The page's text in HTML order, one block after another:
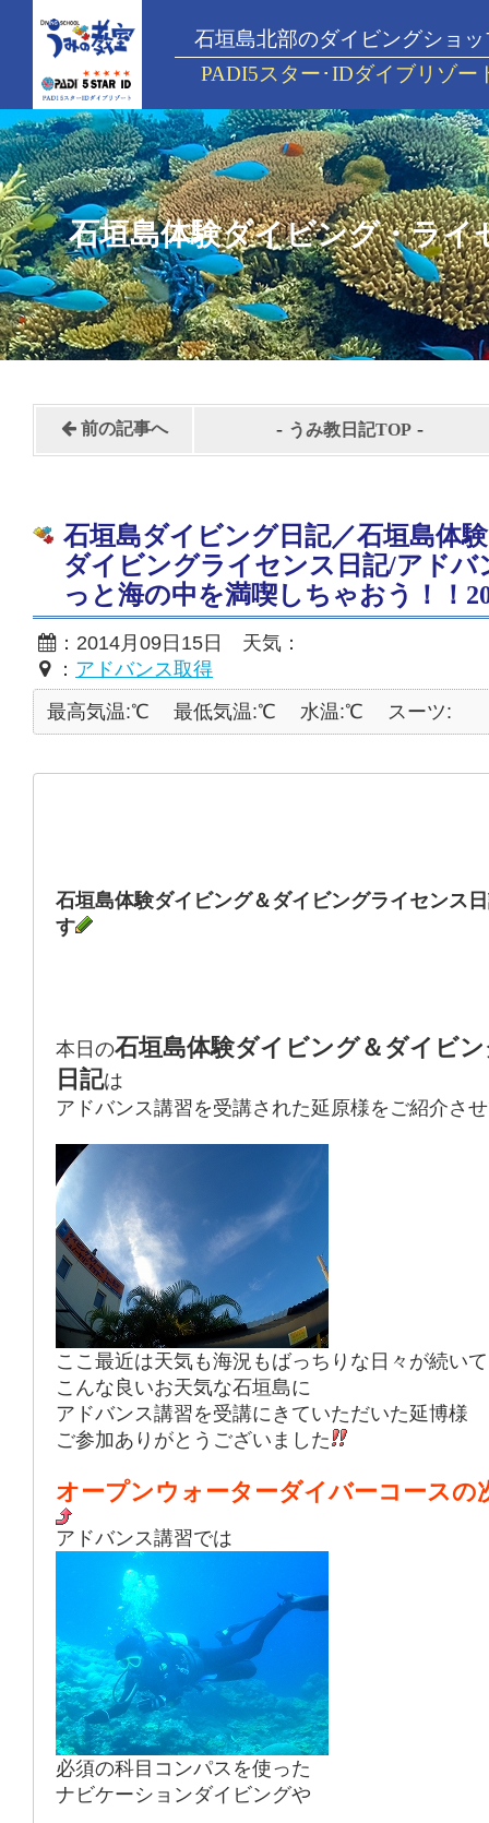
石垣島北部のダイビングショッ
PADI5スター･IDダイブリゾー
石垣島体験ダイビング・ライ
前の記事へ - うみ教日記TOP -
石垣島ダイビング日記／石垣島体
ダイビングライセンス日記/アドバ
っと海の中を満喫しちゃおう！！
：2014月09日15日 天気：
： アドバンス取得
最高気温:℃
最低気温:℃ 水温:℃ スーツ:
石垣島体験ダイビング＆ダイビングライセンス
す
本日の石垣島体験ダイビング＆ダイビ
日記は
アドバンス講習を受講された延原様をご紹介さ
ここ最近は天気も海況もばっちりな日々が続い
こんな良いお天気な石垣島に
アドバンス講習を受講にきていただいた延博様
ご参加ありがとうございました
オープンウォーターダイバーコースの
アドバンス講習では
必須の科目コンパスを使った
ナビケーションダイビングや